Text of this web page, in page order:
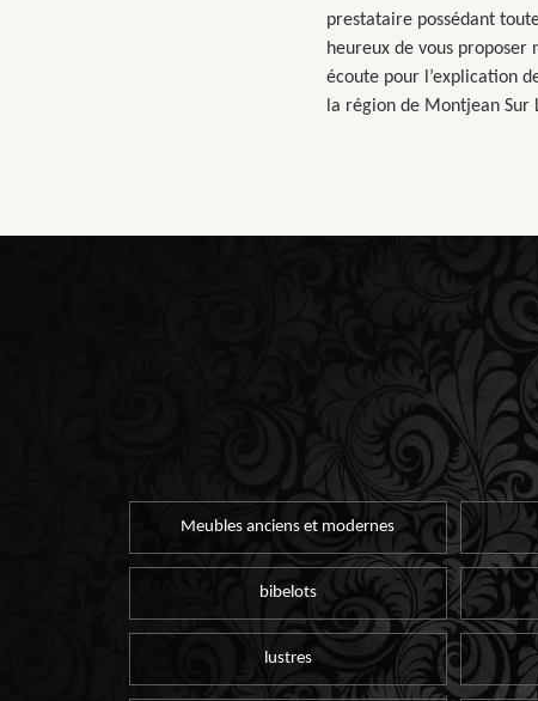
prestataire possédant
heureux de vous proposer
écoute pour l’explication
la région de Montjean
Meubles anciens et modernes
bibelots
lustres